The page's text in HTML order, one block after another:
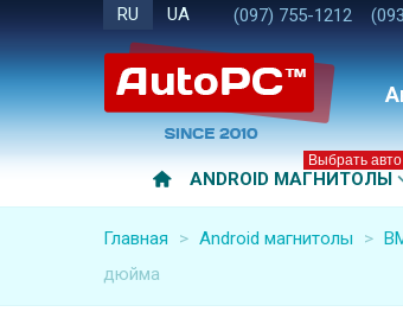
RU UA (097) 755-1212
ANDROID МАГНИТОЛЫ
Выбрать авто
Главная > Android магнитолы >
дюйма